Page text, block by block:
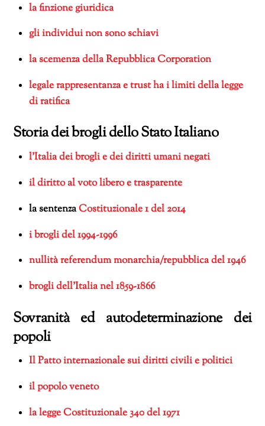
la finzione giuridica
gli individui non sono schiavi
la scemenza della Repubblica Corporation
legale rappresentanza e trust ha i limiti della legge
di ratifica
Storia dei brogli dello Stato Italiano
l’Italia dei brogli e dei diritti umani negati
il diritto al voto libero e trasparente
la sentenzaCostituzionale 1 del 2014
i brogli del 1994-1996
nullità referendum monarchia/repubblica del 1946
brogli dell’Italia nel 1859-1866
Sovranità ed autodeterminazione dei
popoli
Il Patto internazionale sui diritti civili e politici
il popolo veneto
la legge Costituzionale 340 del 1971